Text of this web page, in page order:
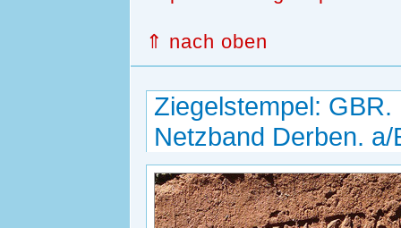
⇑ nach oben
Ziegelstempel:
Netzband Derben. a/